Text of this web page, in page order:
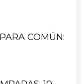
COMÚN: